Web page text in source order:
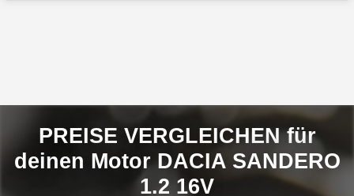
PREISE VERGLEICHEN für
deinen Motor DACIA SANDERO
1.2 16V